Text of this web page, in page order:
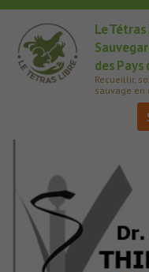
Le
des Pays
Recueillir,
sauvage en